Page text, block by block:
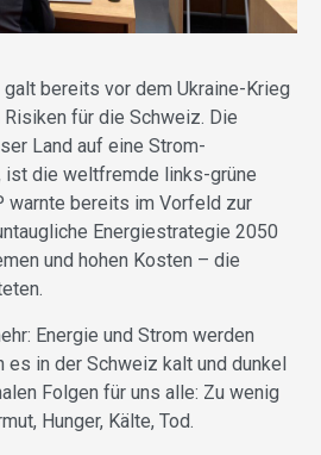
bereits vor dem Ukraine-Krieg
für die Schweiz. Die
Land auf eine Strom-
ist die weltfremde links-grüne
warnte bereits im Vorfeld zur
Energiestrategie 2050
und hohen Kosten – die
Energie und Strom werden
es in der Schweiz kalt und dunkel
Folgen für uns alle: Zu wenig
Hunger, Kälte, Tod.